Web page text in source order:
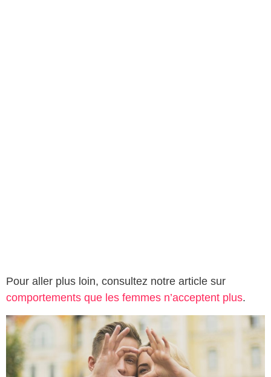
Pour aller plus loin, consultez notre article sur
comportements que les femmes n’acceptent plus.